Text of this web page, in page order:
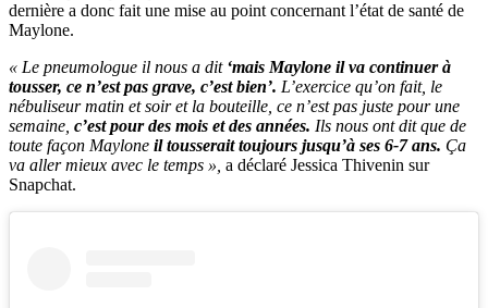
dernière a donc fait une mise au point concernant l’état de santé de
Maylone.
« Le pneumologue il nous a dit ‘mais Maylone il va continuer à
tousser, ce n’est pas grave, c’est bien’. L’exercice qu’on fait, le
nébuliseur matin et soir et la bouteille, ce n’est pas juste pour une
semaine, c’est pour des mois et des années. Ils nous ont dit que de
toute façon Maylone il tousserait toujours jusqu’à ses 6-7 ans. Ça
va aller mieux avec le temps », a déclaré Jessica Thivenin sur
Snapchat.